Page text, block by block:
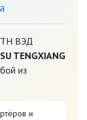
ТН ВЭД
TENGXIANG
из
и